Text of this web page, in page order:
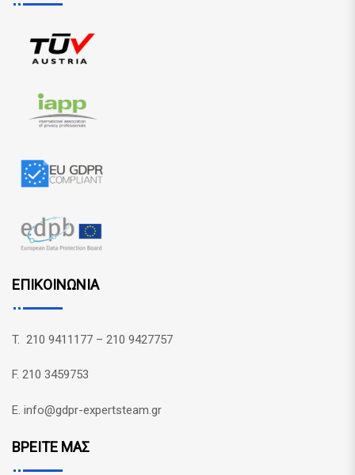
ΕΠΙΚΟΙΝΩΝΙΑ
T. 210 9411177 – 210 9427757
F. 210 3459753
E. info@gdpr-expertsteam.gr
ΒΡΕΙΤΕ ΜΑΣ